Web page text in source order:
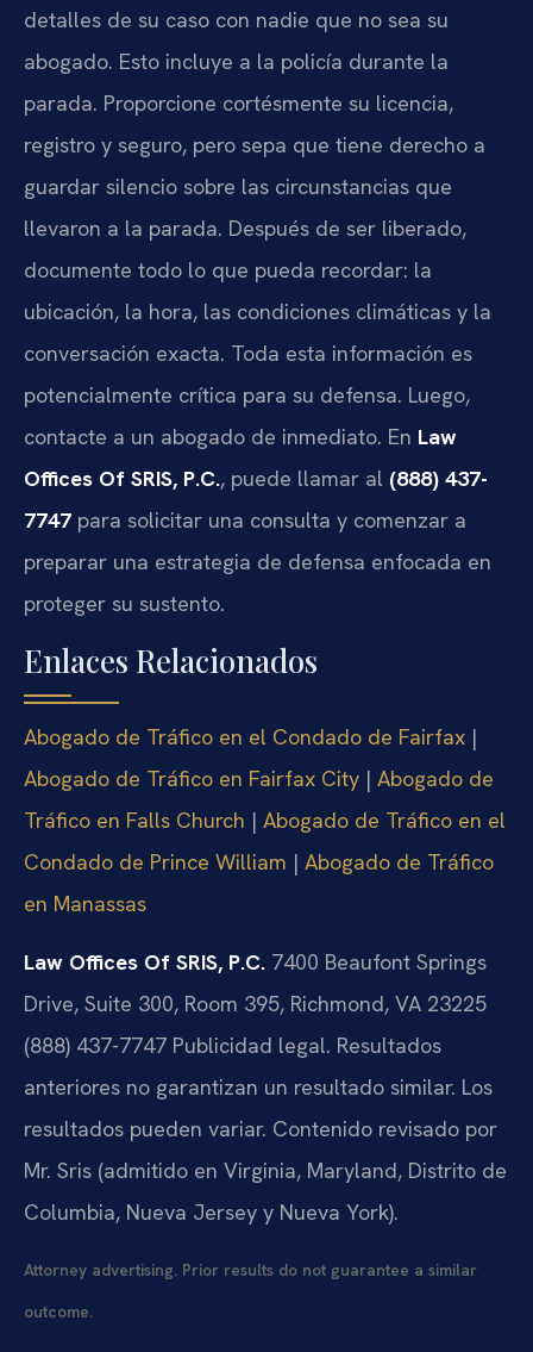
detalles de su caso con nadie que no sea su
abogado. Esto incluye a la policía durante la
parada. Proporcione cortésmente su licencia,
registro y seguro, pero sepa que tiene derecho a
guardar silencio sobre las circunstancias que
llevaron a la parada. Después de ser liberado,
documente todo lo que pueda recordar: la
ubicación, la hora, las condiciones climáticas y la
conversación exacta. Toda esta información es
potencialmente crítica para su defensa. Luego,
contacte a un abogado de inmediato. En Law
Offices Of SRIS, P.C., puede llamar al (888) 437-
7747 para solicitar una consulta y comenzar a
preparar una estrategia de defensa enfocada en
proteger su sustento.
Enlaces Relacionados
Abogado de Tráfico en el Condado de Fairfax |
Abogado de Tráfico en Fairfax City | Abogado de
Tráfico en Falls Church | Abogado de Tráfico en el
Condado de Prince William | Abogado de Tráfico
en Manassas
Law Offices Of SRIS, P.C. 7400 Beaufont Springs
Drive, Suite 300, Room 395, Richmond, VA 23225
(888) 437-7747 Publicidad legal. Resultados
anteriores no garantizan un resultado similar. Los
resultados pueden variar. Contenido revisado por
Mr. Sris (admitido en Virginia, Maryland, Distrito de
Columbia, Nueva Jersey y Nueva York).
Attorney advertising. Prior results do not guarantee a similar
outcome.